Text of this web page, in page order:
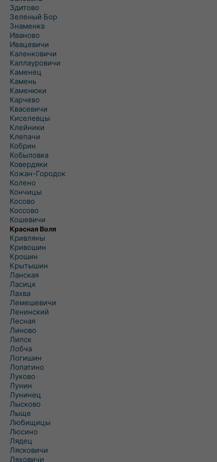
Здитово
Зеленый Бор
Знаменка
Иваново
Ивацевичи
Каленковичи
Каллауровичи
Каменец
Камень
Каменюки
Карчево
Квасевичи
Киселевцы
Клейники
Клепачи
Кобрин
Кобыловка
Ковердяки
Кожан-Городок
Колено
Кончицы
Косово
Коссово
Кошевичи
Красная Воля
Кривляны
Кривошин
Крошин
Крытышин
Ланская
Ласицк
Лахва
Лемешевичи
Ленинский
Лесная
Линово
Липск
Лобча
Логишин
Лопатино
Луково
Лунин
Лунинец
Лысково
Лыще
Любищицы
Люсино
Лядец
Лясковичи
Ляховичи